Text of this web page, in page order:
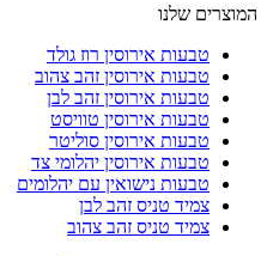
המוצרים שלנו
טבעות אירוסין רוז גולד
טבעות אירוסין זהב צהוב
טבעות אירוסין זהב לבן
טבעות אירוסין טוויסט
טבעות אירוסין סוליטר
טבעות אירוסין יהלומי צד
טבעות נישואין עם יהלומים
צמיד טניס זהב לבן
צמיד טניס זהב צהוב